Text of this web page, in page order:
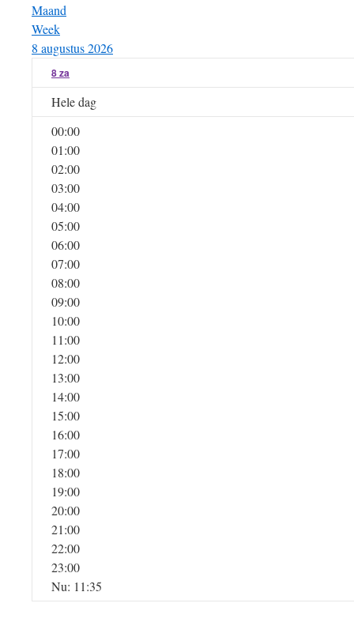
Maand
Week
8 augustus 2026
8za
Hele dag
00:00
01:00
02:00
03:00
04:00
05:00
06:00
07:00
08:00
09:00
10:00
11:00
12:00
13:00
14:00
15:00
16:00
17:00
18:00
19:00
20:00
21:00
22:00
23:00
Nu: 11:35